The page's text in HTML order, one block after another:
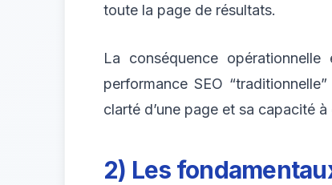
toute la page de résultats.
La conséquence
performance SEO
clarté d’une page et sa capacité
2) Les